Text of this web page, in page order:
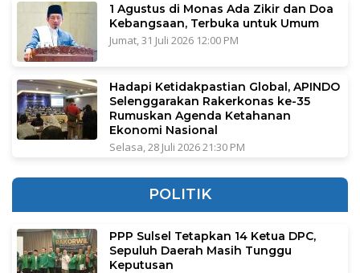
1 Agustus di Monas Ada Zikir dan Doa
Kebangsaan, Terbuka untuk Umum
Jumat, 31 Juli 2026 12:00 PM
Hadapi Ketidakpastian Global, APINDO
Selenggarakan Rakerkonas ke-35
Rumuskan Agenda Ketahanan
Ekonomi Nasional
Selasa, 28 Juli 2026 21:30 PM
POLITIK
PPP Sulsel Tetapkan 14 Ketua DPC,
Sepuluh Daerah Masih Tunggu
Keputusan